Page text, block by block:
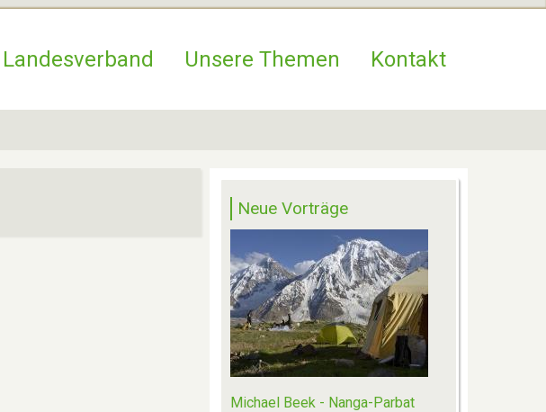
Hauptnavigation
Landesverband Unsere Themen Kontakt
Neue Vorträge
Michael Beek - Nanga-Parbat